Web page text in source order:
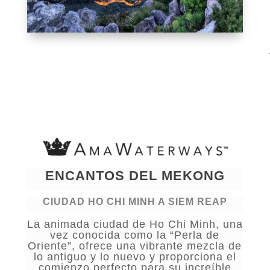
ENCANTOS DEL MEKONG
CIUDAD HO CHI MINH A SIEM REAP
La animada ciudad de Ho Chi Minh, una
vez conocida como la “Perla de
Oriente”, ofrece una vibrante mezcla de
lo antiguo y lo nuevo y proporciona el